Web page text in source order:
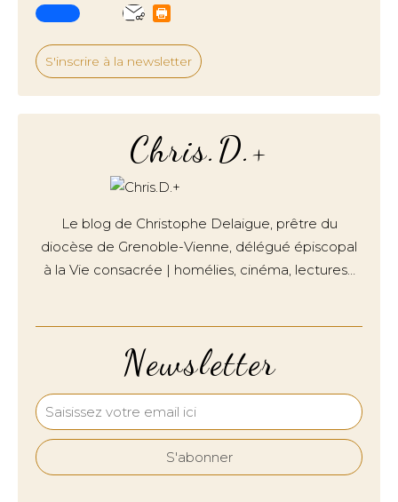
S'inscrire à la newsletter
Newsletter
Chris.D.+
Le blog de Christophe Delaigue, prêtre du
diocèse de Grenoble-Vienne, délégué épiscopal
à la Vie consacrée | homélies, cinéma, lectures…